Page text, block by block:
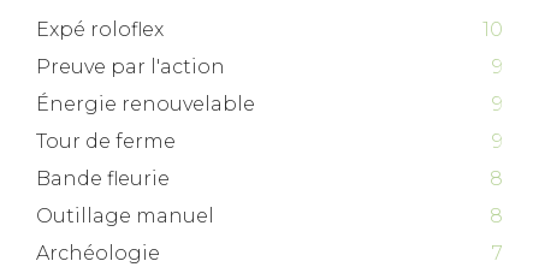
Expé roloflex
10
Preuve par l'action
9
Énergie renouvelable
9
Tour de ferme
9
Bande fleurie
8
Outillage manuel
8
Archéologie
7